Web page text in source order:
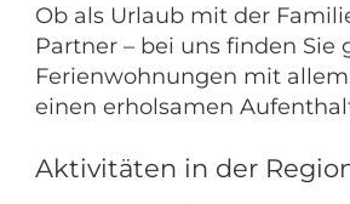
Ob als Urlaub mit der
Partner – bei uns finden Sie
Ferienwohnungen mit
einen erholsamen
Aktivitäten in der